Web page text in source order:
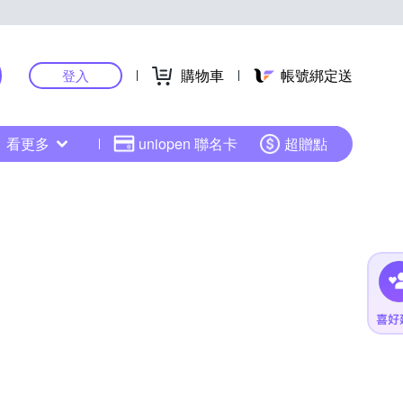
登入 購物車 帳號綁定送
看更多 uniopen 聯名卡 超贈點